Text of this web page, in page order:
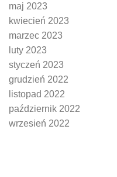
maj 2023
kwiecień 2023
marzec 2023
luty 2023
styczeń 2023
grudzień 2022
listopad 2022
październik 2022
wrzesień 2022